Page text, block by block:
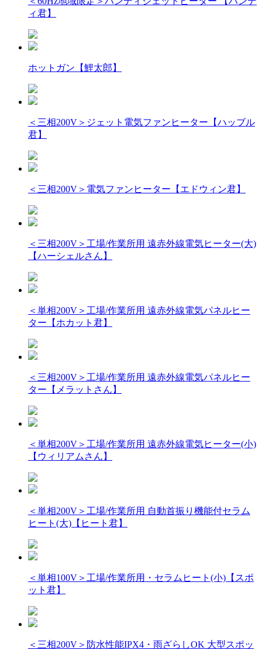
ィ君】
ホットガン【鯉太郎】
＜三相200V＞ジェット電気ファンヒーター【ハッブル
君】
＜三相200V＞電気ファンヒーター【エドウィン君】
＜三相200V＞工場/作業所用 遠赤外線電気ヒーター(大)
【ハーシェルさん】
＜単相200V＞工場/作業所用 遠赤外線電気パネルヒー
ター【ホカット君】
＜三相200V＞工場/作業所用 遠赤外線電気パネルヒー
ター【メラットさん】
＜単相200V＞工場/作業所用 遠赤外線電気ヒーター(小)
【ウィリアムさん】
＜単相200V＞工場/作業所用 自動首振り機能付セラム
ヒート(大)【ヒート君】
＜単相100V＞工場/作業所用・セラムヒート(小)【スポ
ット君】
＜三相200V＞防水性能IPX4・雨ざらしOK 大型スポッ